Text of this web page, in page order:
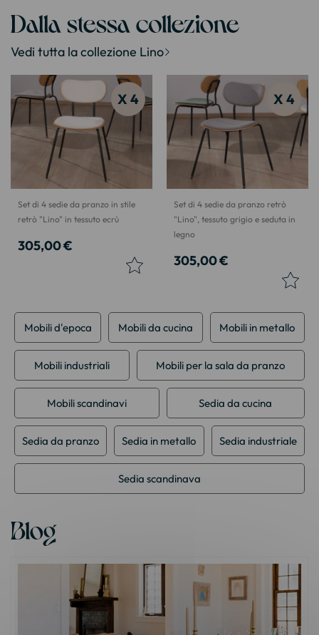
Dalla stessa collezione
Vedi tutta la collezione Lino
X 4
Set di 4 sedie da pranzo in stile
retrò "Lino" in tessuto ecrù
305,00 €
X 4
Set di 4 sedie da pranzo retrò
"Lino", tessuto grigio e seduta in
legno
305,00 €
Mobili d'epoca Mobili da cucina Mobili in metallo
Mobili industriali Mobili per la sala da pranzo
Mobili scandinavi Sedia da cucina
Sedia da pranzo Sedia in metallo Sedia industriale
Sedia scandinava
Blog